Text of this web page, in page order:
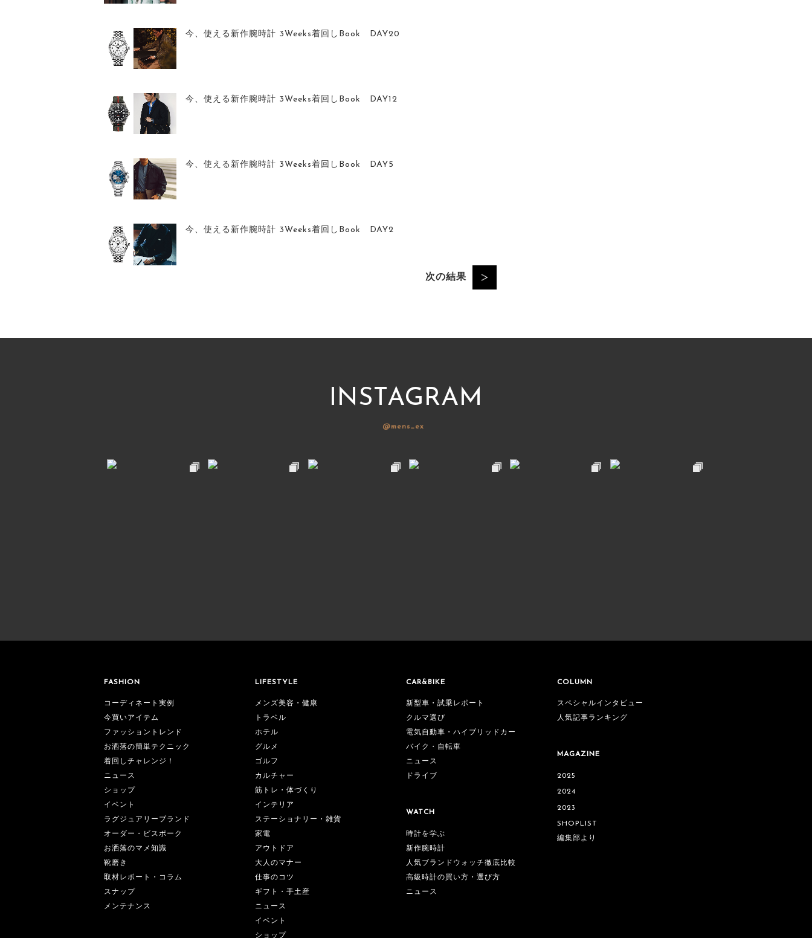
今、使える新作腕時計 3Weeks着回しBook DAY20
今、使える新作腕時計 3Weeks着回しBook DAY12
今、使える新作腕時計 3Weeks着回しBook DAY5
今、使える新作腕時計 3Weeks着回しBook DAY2
次の結果
INSTAGRAM
@mens_ex
FASHION
コーディネート実例
今買いアイテム
ファッショントレンド
お洒落の簡単テクニック
着回しチャレンジ！
ニュース
ショップ
イベント
ラグジュアリーブランド
オーダー・ビスポーク
お洒落のマメ知識
靴磨き
取材レポート・コラム
スナップ
メンテナンス
LIFESTYLE
メンズ美容・健康
トラベル
ホテル
グルメ
ゴルフ
カルチャー
筋トレ・体づくり
インテリア
ステーショナリー・雑貨
家電
アウトドア
大人のマナー
仕事のコツ
ギフト・手土産
ニュース
イベント
ショップ
CAR&BIKE
新型車・試乗レポート
クルマ選び
電気自動車・ハイブリッドカー
バイク・自転車
ニュース
ドライブ
WATCH
時計を学ぶ
新作腕時計
人気ブランドウォッチ徹底比較
高級時計の買い方・選び方
ニュース
COLUMN
スペシャルインタビュー
人気記事ランキング
MAGAZINE
2025
2024
2023
SHOPLIST
編集部より